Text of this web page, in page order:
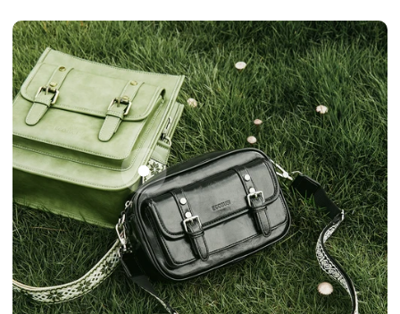
Vai all'articolo 1